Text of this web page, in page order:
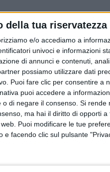
della tua
e/o accediamo a
univoci e informazioni
di annunci e contenuti,
possiamo utilizzare dati
Puoi fare clic per consentire a
puoi accedere a
di negare il consenso. Si rende
ma hai il diritto di opporti
Puoi modificare le tue
e facendo clic sul pulsante